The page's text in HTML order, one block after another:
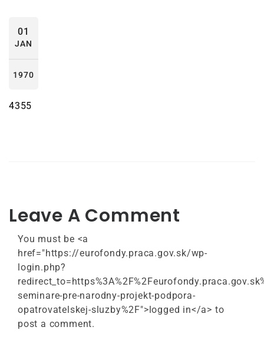
01
JAN
1970
4355
Leave A Comment
You must be <a
href="https://eurofondy.praca.gov.sk/wp-
login.php?
seminare-pre-narodny-projekt-podpora-
opatrovatelskej-sluzby%2F">logged in</a> to
post a comment.